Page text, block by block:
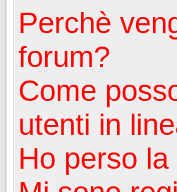
Perchè
forum?
Come
utenti in
Ho perso